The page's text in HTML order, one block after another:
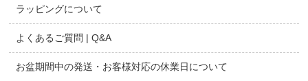
ラッピングについて
よくあるご質問 | Q&A
お盆期間中の発送・お客様対応の休業日について